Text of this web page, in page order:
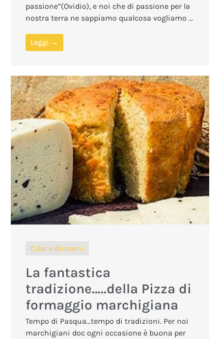
passione”(Ovidio), e noi che di passione per la
nostra terra ne sappiamo qualcosa vogliamo ...
Leggi →
Cibo e dintorni
La fantastica
tradizione…..della Pizza di
formaggio marchigiana
Tempo di Pasqua…tempo di tradizioni. Per noi
marchigiani doc ogni occasione è buona per